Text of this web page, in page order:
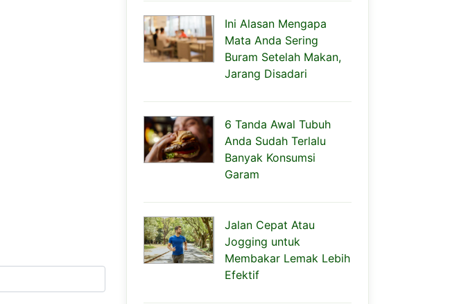
Ini Alasan Mengapa
Mata Anda Sering
Buram Setelah Makan,
Jarang Disadari
6 Tanda Awal Tubuh
Anda Sudah Terlalu
Banyak Konsumsi
Garam
Jalan Cepat Atau
Jogging untuk
Membakar Lemak Lebih
Efektif